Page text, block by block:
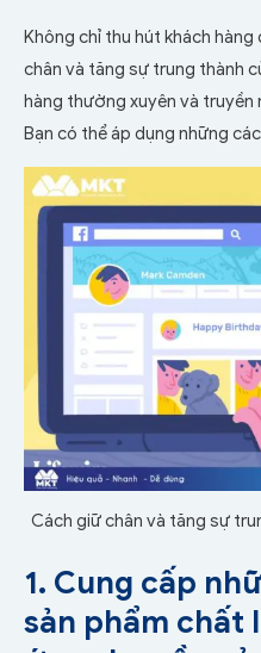
Không chỉ thu hút khách
chân và tăng sự trung thành
hàng thường xuyên và truyền
Bạn có thể áp dụng những
Cách giữ chân và tăng sự
1. Cung cấp
sản phẩm chất